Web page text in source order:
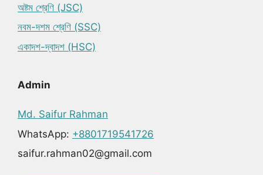
অষ্টম শ্রেণি (JSC)
নবম-দশম শ্রেণি (SSC)
একাদশ-দ্বাদশ (HSC)
Admin
Md. Saifur Rahman
WhatsApp: +8801719541726
saifur.rahman02@gmail.com